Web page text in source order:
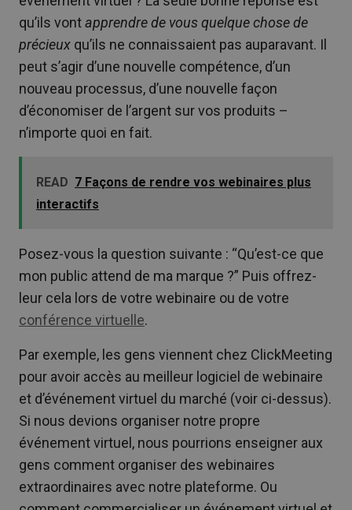
qu’ils vontapprendre de vous quelque chose de
précieux qu’ils ne connaissaient pas auparavant. Il
peut s’agir d’une nouvelle compétence, d’un
nouveau processus, d’une nouvelle façon
d’économiser de l’argent sur vos produits –
n’importe quoi en fait.
READ 7 Façons de rendre vos webinaires plus
interactifs
Posez-vous la question suivante : “Qu’est-ce que
mon public attend de ma marque ?” Puis offrez-
leur cela lors de votre webinaire ou de votre
conférence virtuelle.
Par exemple, les gens viennent chez ClickMeeting
pour avoir accès au meilleur logiciel de webinaire
et d’événement virtuel du marché (voir ci-dessus).
Si nous devions organiser notre propre
événement virtuel, nous pourrions enseigner aux
gens comment organiser des webinaires
extraordinaires avec notre plateforme. Ou